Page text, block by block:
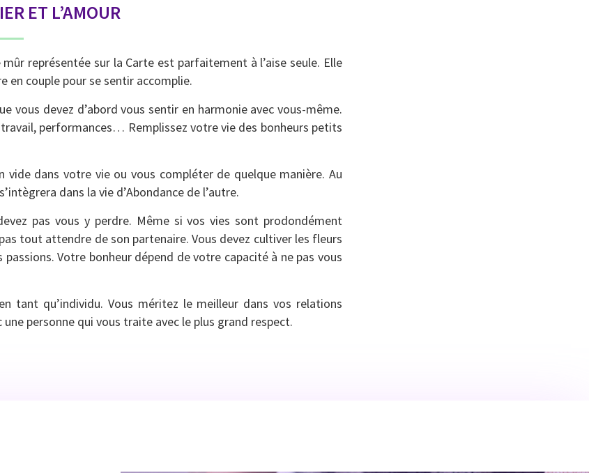
ET L’AMOUR
représentée sur la Carte est parfaitement à l’aise seule. Elle
en couple pour se sentir accomplie.
vous devez d’abord vous sentir en harmonie avec vous-même.
performances… Remplissez votre vie des bonheurs petits
vide dans votre vie ou vous compléter de quelque manière. Au
dans la vie d’Abondance de l’autre.
pas vous y perdre. Même si vos vies sont prodondément
tout attendre de son partenaire. Vous devez cultiver les fleurs
Votre bonheur dépend de votre capacité à ne pas vous
tant qu’individu. Vous méritez le meilleur dans vos relations
personne qui vous traite avec le plus grand respect.